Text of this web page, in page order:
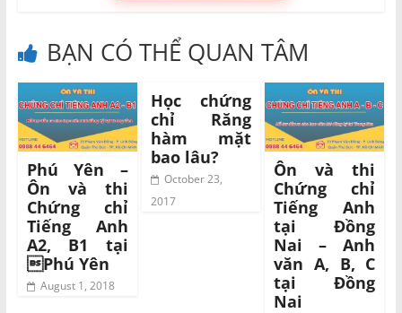
BẠN CÓ THỂ QUAN TÂM
Phú Yên –
Ôn và thi
Chứng chỉ
Tiếng Anh
A2, B1 tại
Phú Yên
August 1, 2018
Học chứng
chỉ Răng
hàm mặt
bao lâu?
October 23,
2017
Ôn và thi
Chứng chỉ
Tiếng Anh
tại Đồng
Nai – Anh
văn A, B, C
tại Đồng
Nai